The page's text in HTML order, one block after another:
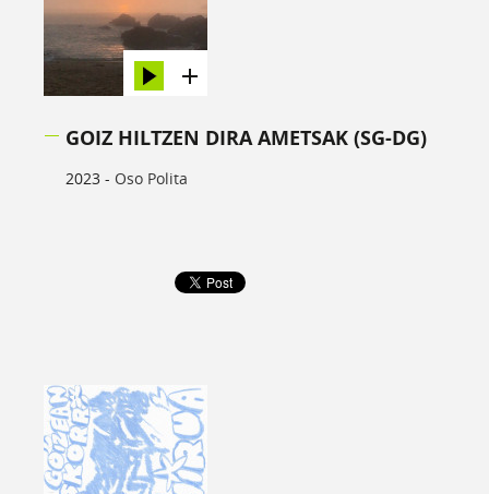
GOIZ HILTZEN DIRA AMETSAK (SG-DG)
2023 - Oso Polita